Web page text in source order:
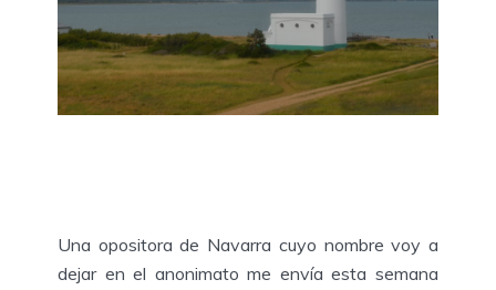
Una opositora de Navarra cuyo nombre voy a
dejar en el anonimato me envía esta semana